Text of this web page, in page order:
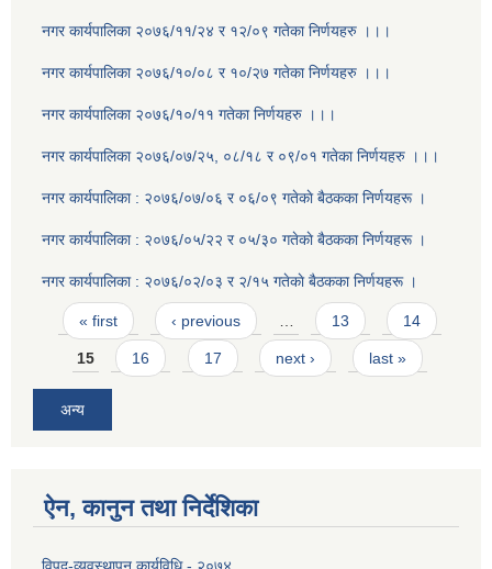
नगर कार्यपालिका २०७६/११/२४ र १२/०९ गतेका निर्णयहरु ।।।
नगर कार्यपालिका २०७६/१०/०८ र १०/२७ गतेका निर्णयहरु ।।।
नगर कार्यपालिका २०७६/१०/११ गतेका निर्णयहरु ।।।
नगर कार्यपालिका २०७६/०७/२५, ०८/१८ र ०९/०१ गतेका निर्णयहरु ।।।
नगर कार्यपालिका : २०७६/०७/०६ र ०६/०९ गतेकाे बैठकका निर्णयहरू ।
नगर कार्यपालिका : २०७६/०५/२२ र ०५/३० गतेकाे बैठकका निर्णयहरू ।
नगर कार्यपालिका : २०७६/०२/०३ र २/१५ गतेकाे बैठकका निर्णयहरू ।
Pages
« first ‹ previous … 13 14
15 16 17 next › last »
अन्य
ऐन, कानुन तथा निर्देशिका
विपद-व्यवस्थापन कार्यविधि - २०७४